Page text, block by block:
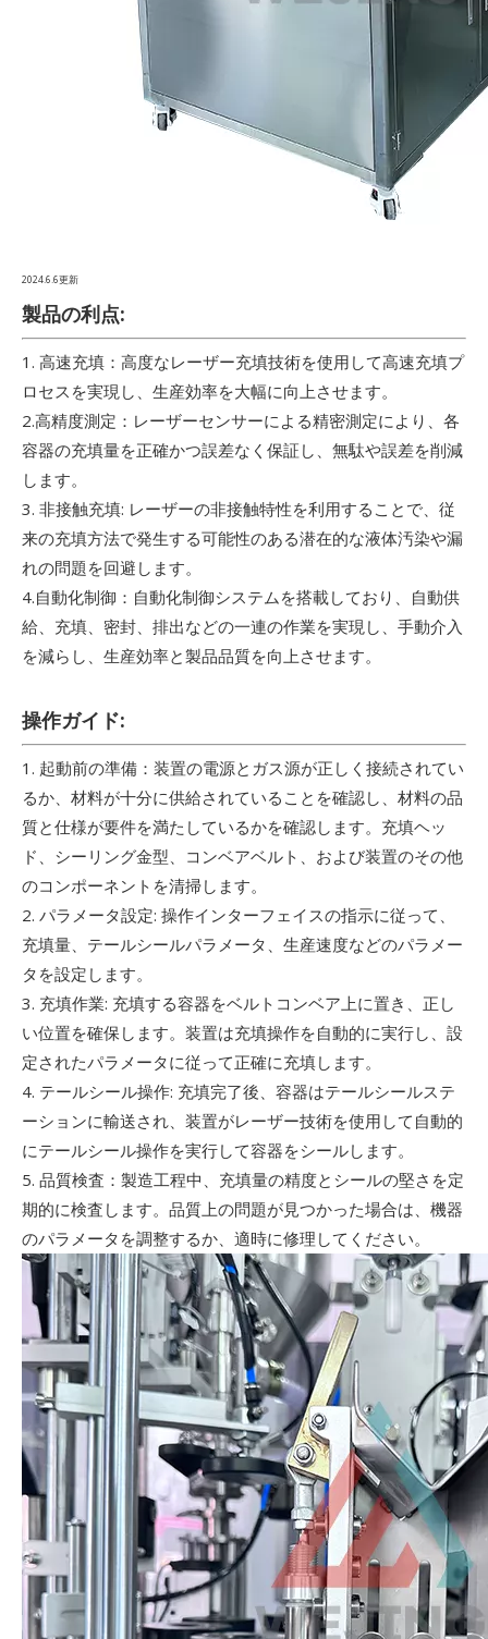
2024.6.6更新
製品の利点:
1. 高速充填：高度なレーザー充填技術を使用して高速充填プ
ロセスを実現し、生産効率を大幅に向上させます。
2.高精度測定：レーザーセンサーによる精密測定により、各
容器の充填量を正確かつ誤差なく保証し、無駄や誤差を削減
します。
3. 非接触充填: レーザーの非接触特性を利用することで、従
来の充填方法で発生する可能性のある潜在的な液体汚染や漏
れの問題を回避します。
4.自動化制御：自動化制御システムを搭載しており、自動供
給、充填、密封、排出などの一連の作業を実現し、手動介入
を減らし、生産効率と製品品質を向上させます。
操作ガイド:
1. 起動前の準備：装置の電源とガス源が正しく接続されてい
るか、材料が十分に供給されていることを確認し、材料の品
質と仕様が要件を満たしているかを確認します。充填ヘッ
ド、シーリング金型、コンベアベルト、および装置のその他
のコンポーネントを清掃します。
2. パラメータ設定: 操作インターフェイスの指示に従って、
充填量、テールシールパラメータ、生産速度などのパラメー
タを設定します。
3. 充填作業: 充填する容器をベルトコンベア上に置き、正し
い位置を確保します。装置は充填操作を自動的に実行し、設
定されたパラメータに従って正確に充填します。
4. テールシール操作: 充填完了後、容器はテールシールステ
ーションに輸送され、装置がレーザー技術を使用して自動的
にテールシール操作を実行して容器をシールします。
5. 品質検査：製造工程中、充填量の精度とシールの堅さを定
期的に検査します。品質上の問題が見つかった場合は、機器
のパラメータを調整するか、適時に修理してください。